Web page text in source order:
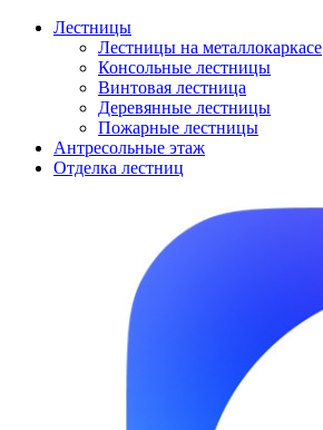
Лестницы
Лестницы на металлокаркасе
Консольные лестницы
Винтовая лестница
Деревянные лестницы
Пожарные лестницы
Антресольные этаж
Отделка лестниц